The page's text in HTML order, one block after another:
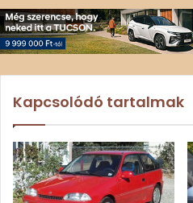
Kapcsolódó tartalmak